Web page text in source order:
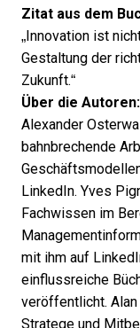
Zitat aus dem
„Innovation ist
Gestaltung der
Zukunft.“
Über die Autoren:
Alexander
bahnbrechende
LinkedIn. Yves
Fachwissen im
mit ihm auf
einflussreiche
veröffentlicht.
Stratege und